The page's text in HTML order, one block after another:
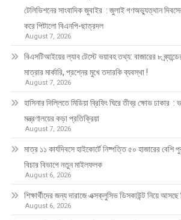
টেলিভিশনের সাংবাদিক জুবাইর : জুলাই গণঅভ্যুত্থান
করে পিটালো বিএনপি-ছাত্রদল
August 7, 2026
বিএসটিআইয়ের ল্যাব টেস্টে ভয়াবহ তথ্য: বাজারের ৮
মাত্রার মার্কারি, প্রশ্নের মুখে তদারকি ব্যবস্থা !
August 7, 2026
হাসিনার দিল্লিতে মিডিয়া ব্রিফিং ঘিরে তীব্র ক্ষোভ ঢাকার :
মন্ত্রণালয়ের কড়া প্রতিক্রিয়া
August 7, 2026
মাত্র ১১ কার্যদিবসে হাইকোর্টে নিষ্পত্তি ৫০ হাজারের বেশি
বিচার বিভাগে নতুন মাইলফলক
August 6, 2026
শিক্ষার্থীদের জন্য দারাজে এক্সক্লুসিভ ডিসকাউন্ট নিয়ে আসছে
August 6, 2026